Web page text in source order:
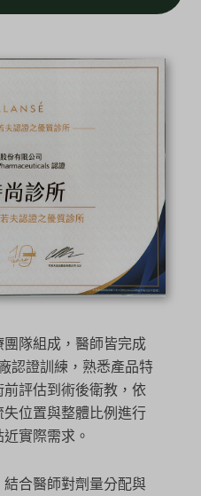
隊組成，醫師皆完成
認證訓練，熟悉產品特
評估到術後衛教，依
位置與整體比例進行
實際需求。
合醫師對劑量分配與